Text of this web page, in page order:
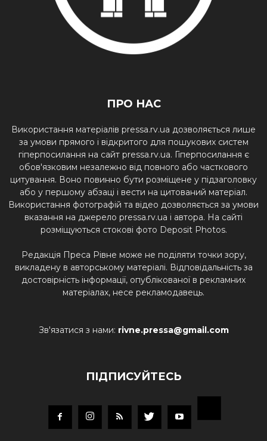
ПРО НАС
Використання матеріалів pressa.rv.ua дозволяється лише
за умови прямого і відкритого для пошукових систем
гіперпосилання на сайт pressa.rv.ua. Гіперпосилання є
обов'язковим незалежно від повного або часткового
цитування. Воно повинно бути розміщене у підзаголовку
або у першому абзаці і вести на цитований матеріал.
Використання фотографій та відео дозволяється за умови
вказання на джерело pressa.rv.ua і автора. На сайті
розміщуються стокові фото Deposit Photos.
Редакція Преса Рівне може не поділяти точки зору,
викладену в авторському матеріалі. Відповідальність за
достовірність інформації, опублікованої в рекламних
матеріалах, несе рекламодавець.
Зв'язатися з нами: rivne.pressa@gmail.com
ПІДПИСУЙТЕСЬ